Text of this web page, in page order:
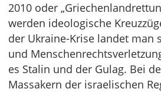
2010 oder
werden ideologische
der Ukraine-Krise landet man
und
es Stalin und der Gulag. Bei
Massakern der israelischen